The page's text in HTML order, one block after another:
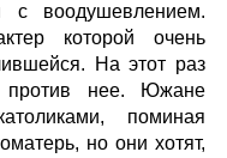
с воодушевлением.
которой очень
На этот раз
нее. Южане
поминая
но они хотят,